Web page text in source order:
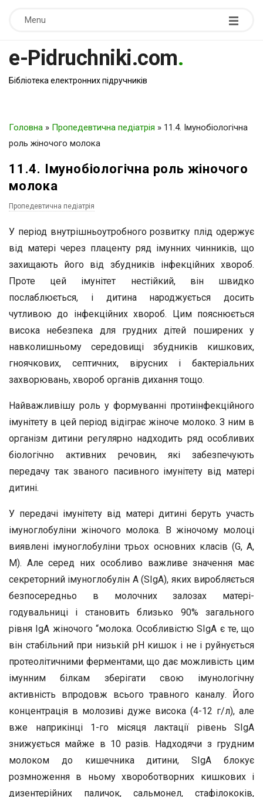
Menu
e-Pidruchniki.com.
Бібліотека електронних підручників
Головна » Пропедевтична педіатрія » 11.4. Імунобіологічна
роль жіночого молока
11.4. Імунобіологічна роль жіночого
молока
Пропедевтична педіатрія
У період внутрішньоутробного розвитку плід одержує
від матері через плаценту ряд імунних чинників, що
захищають його від збудників інфекційних хвороб.
Проте цей імунітет нестійкий, він швидко
послаблюється, і дитина народжується досить
чутливою до інфекційних хвороб. Цим пояснюється
висока небезпека для грудних дітей поширених у
навколишньому середовищі збудників кишкових,
гноячкових, септичних, вірусних і бактеріальних
захворювань, хвороб органів дихання тощо.
Найважливішу роль у формуванні протиінфекційного
імунітету в цей період відіграє жіноче молоко. З ним в
організм дитини регулярно надходить ряд особливих
біологічно активних речовин, які забезпечують
передачу так званого пасивного імунітету від матері
дитині.
У передачі імунітету від матері дитині беруть участь
імуноглобуліни жіночого молока. В жіночому молоці
виявлені імуноглобуліни трьох основних класів (G, А,
М). Але серед них особливо важливе значення має
секреторний імуноглобулін A (SIgA), яких виробляється
безпосередньо в молочних залозах матері-
годувальниці і становить близько 90% загального
рівня IgA жіночого “молока. Особливістю SIgA є те, що
він стабільний при низькій pH кишок і не і руйнується
протеолітичними ферментами, що дає можливість цим
імунним білкам зберігати свою імунологічну
активність впродовж всього травного каналу. Його
концентрація в молозиві дуже висока (4-12 г/л), але
вже наприкінці 1-го місяця лактації рівень SIgA
знижується майже в 10 разів. Надходячи з грудним
молоком до кишечника дитини, SIgA блокує
розмноження в ньому хвороботворних кишкових і
дизентерійних паличок, сальмонел, стафілококів,